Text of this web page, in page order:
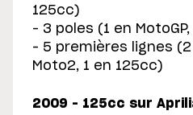
125cc)
– 3 poles (1 en
– 5 premières lignes (2
Moto2, 1 en 125cc)
2009 – 125cc sur